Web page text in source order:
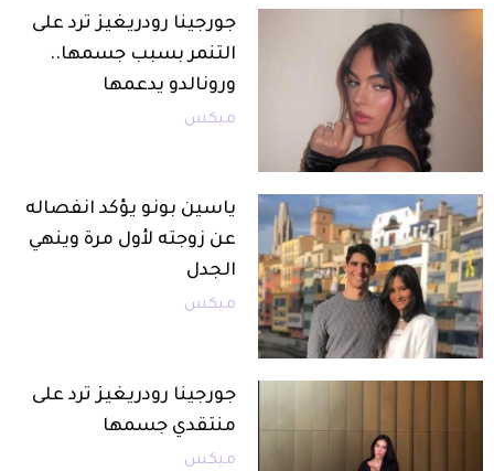
جورجينا رودريغيز ترد على
التنمر بسبب جسمها..
ورونالدو يدعمها
ميكس
ياسين بونو يؤكد انفصاله
عن زوجته لأول مرة وينهي
الجدل
ميكس
جورجينا رودريغيز ترد على
منتقدي جسمها
ميكس